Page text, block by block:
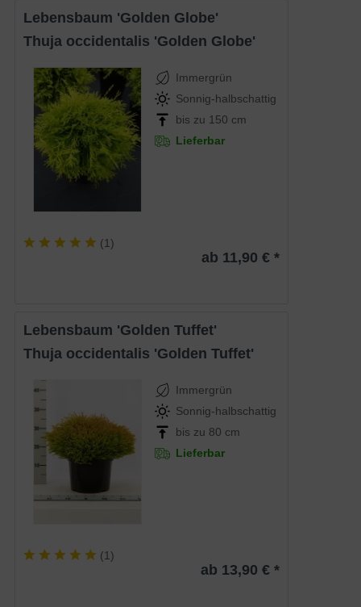
Lebensbaum 'Golden Globe'
Thuja occidentalis 'Golden Globe'
Immergrün
Sonnig-halbschattig
bis zu 150 cm
Lieferbar
(1)
ab 11,90 € *
Lebensbaum 'Golden Tuffet'
Thuja occidentalis 'Golden Tuffet'
Immergrün
Sonnig-halbschattig
bis zu 80 cm
Lieferbar
(1)
ab 13,90 € *